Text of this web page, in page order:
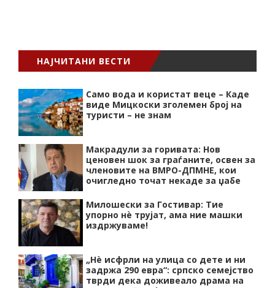
НАЈЧИТАНИ ВЕСТИ
Само вода и користат веце – Каде
виде Мицкоски зголемен број на
туристи – не знам
Макрадули за горивата: Нов
ценовен шок за граѓаните, освен за
членовите на ВМРО-ДПМНЕ, кои
очигледно точат некаде за џабе
Милошески за Гостивар: Тие
упорно нѐ трујат, ама ние машки
издржуваме!
„Нѐ исфрли на улица со дете и ни
задржа 290 евра“: српско семејство
тврди дека доживеало драма на